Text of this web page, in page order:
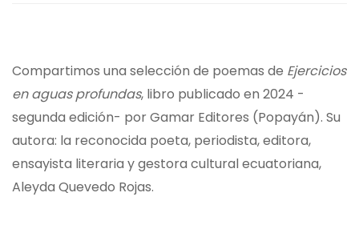
Compartimos una selección de poemas de Ejercicios
en aguas profundas, libro publicado en 2024 -
segunda edición- por Gamar Editores (Popayán). Su
autora: la reconocida poeta, periodista, editora,
ensayista literaria y gestora cultural ecuatoriana,
Aleyda Quevedo Rojas.